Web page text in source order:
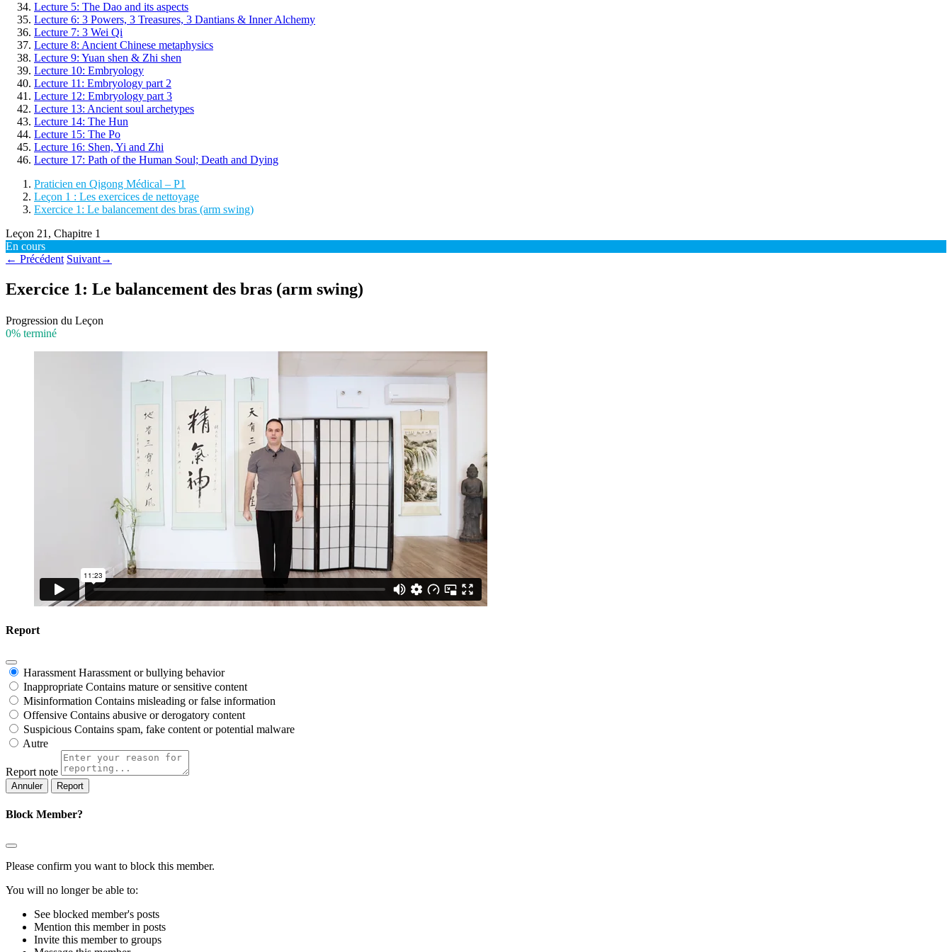
Lecture 5: The Dao and its aspects
Lecture 6: 3 Powers, 3 Treasures, 3 Dantians & Inner Alchemy
Lecture 7: 3 Wei Qi
Lecture 8: Ancient Chinese metaphysics
Lecture 9: Yuan shen & Zhi shen
Lecture 10: Embryology
Lecture 11: Embryology part 2
Lecture 12: Embryology part 3
Lecture 13: Ancient soul archetypes
Lecture 14: The Hun
Lecture 15: The Po
Lecture 16: Shen, Yi and Zhi
Lecture 17: Path of the Human Soul; Death and Dying
Praticien en Qigong Médical – P1
Leçon 1 : Les exercices de nettoyage
Exercice 1: Le balancement des bras (arm swing)
Leçon 21, Chapitre 1
En cours
← Précédent Suivant→
Exercice 1: Le balancement des bras (arm swing)
Progression du Leçon
0% terminé
Report
Harassment Harassment or bullying behavior
Inappropriate Contains mature or sensitive content
Misinformation Contains misleading or false information
Offensive Contains abusive or derogatory content
Suspicious Contains spam, fake content or potential malware
Autre
Report note
Report
Block Member?
Please confirm you want to block this member.
You will no longer be able to:
See blocked member's posts
Mention this member in posts
Invite this member to groups